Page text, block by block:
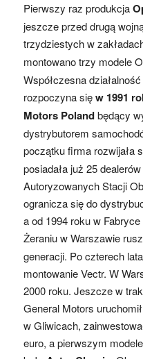
Pierwszy raz produkcja
jeszcze przed drugą
trzydziestych w
montowano trzy modele
Współczesna
rozpoczyna sięw 1991
Motors Polandbędący
dystrybutorem
początku firma rozwijała
posiadała już 25
Autoryzowanych Stacji
ogranicza się do
a od 1994 roku w
Żeraniu w Warszawie
generacji. Po czterech
montowanie Vectr. W
2000 roku. Jeszcze w
General Motors
w Gliwicach,
euro, a pierwszym